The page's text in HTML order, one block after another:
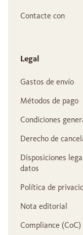
Contacte con
Legal
Gastos de envío
Métodos de pago
Condiciones
Derecho de
Disposiciones
datos
Política de
Nota editorial
Compliance (CoC)